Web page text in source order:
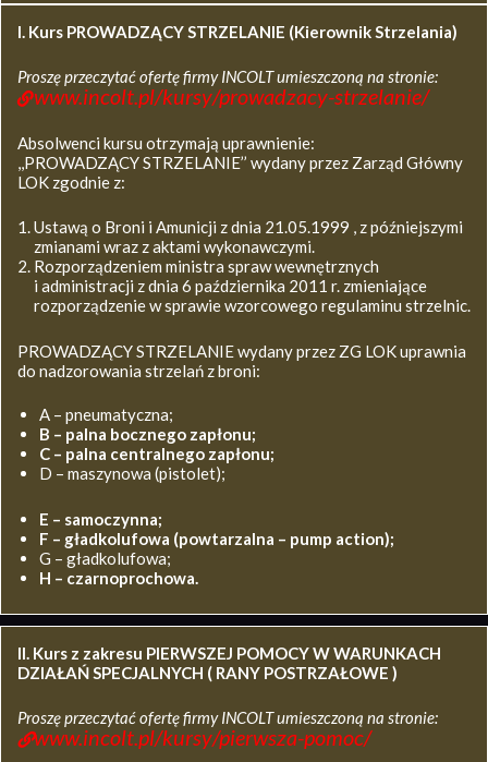
I. Kurs PROWADZĄCY STRZELANIE (Kierownik Strzelania)
Proszę przeczytać ofertę firmy INCOLT umieszczoną na stronie:
www.incolt.pl/kursy/prowadzacy-strzelanie/
Absolwenci kursu otrzymają uprawnienie:
,,PROWADZĄCY STRZELANIE’’ wydany przez Zarząd Główny
LOK zgodnie z:
Ustawą o Broni i Amunicji z dnia 21.05.1999 , z późniejszymi
zmianami wraz z aktami wykonawczymi.
Rozporządzeniem ministra spraw wewnętrznych
i administracji z dnia 6 października 2011 r. zmieniające
rozporządzenie w sprawie wzorcowego regulaminu strzelnic.
PROWADZĄCY STRZELANIE wydany przez ZG LOK uprawnia
do nadzorowania strzelań z broni:
A – pneumatyczna;
B – palna bocznego zapłonu;
C – palna centralnego zapłonu;
D – maszynowa (pistolet);
E – samoczynna;
F – gładkolufowa (powtarzalna – pump action);
G – gładkolufowa;
H – czarnoprochowa.
II. Kurs z zakresu PIERWSZEJ POMOCY W WARUNKACH
DZIAŁAŃ SPECJALNYCH ( RANY POSTRZAŁOWE )
Proszę przeczytać ofertę firmy INCOLT umieszczoną na stronie:
www.incolt.pl/kursy/pierwsza-pomoc/